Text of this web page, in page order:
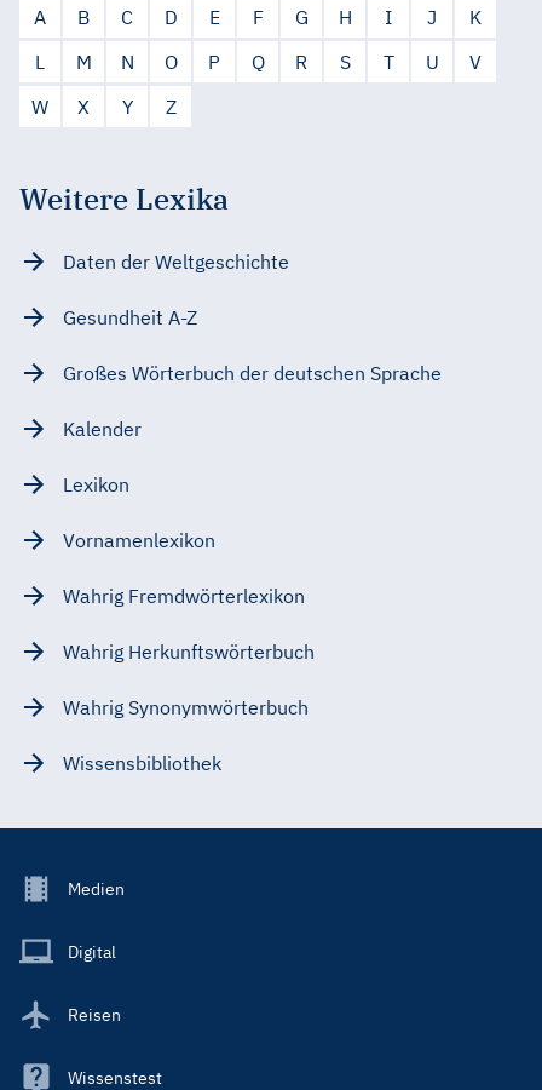
A B C D E F G H I J
K
L
M N O P Q R S T U
V
W
X Y Z
Weitere Lexika
Daten der Weltgeschichte
Gesundheit A-Z
Großes Wörterbuch der deutschen Sprache
Kalender
Lexikon
Vornamenlexikon
Wahrig Fremdwörterlexikon
Wahrig Herkunftswörterbuch
Wahrig Synonymwörterbuch
Wissensbibliothek
Footer
Main
Medien
Digital
Reisen
Wissenstest